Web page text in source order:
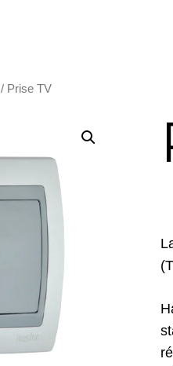
/ Prise TV